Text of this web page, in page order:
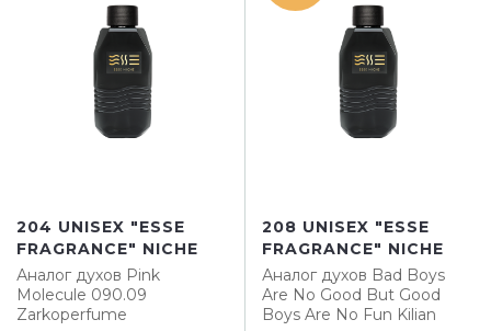
204 UNISEX "ESSE
FRAGRANCE" NICHE
Аналог духов Pink
Molecule 090.09
Zarkoperfume
208 UNISEX "ESSE
FRAGRANCE" NICHE
Аналог духов Bad Boys
Are No Good But Good
Boys Are No Fun Kilian